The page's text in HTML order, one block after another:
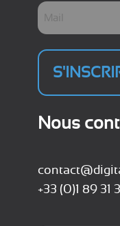
V
o
r
e
a
N
Nous
+33 (0)1 89 31